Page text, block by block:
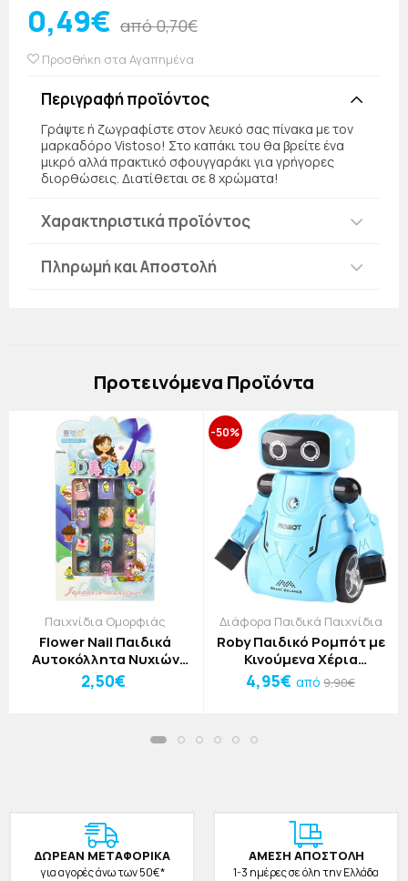
0,49€ από 0,70€
Προσθήκη στα Αγαπημένα
Περιγραφή προϊόντος
Γράψτε ή ζωγραφίστε στον λευκό σας πίνακα με τον
μαρκαδόρο Vistoso! Στο καπάκι του θα βρείτε ένα
μικρό αλλά πρακτικό σφουγγαράκι για γρήγορες
διορθώσεις. Διατίθεται σε 8 χρώματα!
Χαρακτηριστικά προϊόντος
Πληρωμή και Αποστολή
Πρoτεινόμενα Προϊόντα
Παιχνίδια Ομορφιάς
Flower Nail Παιδικά
Αυτοκόλλητα Νυχιών
Τιρκουάζ
2,50€
-50%
Διάφορα Παιδικά Παιχνίδια
Roby Παιδικό Ρομπότ με
Κινούμενα Χέρια
12x8x12cm Μπλε
4,95€ από9,90€
ΔΩΡΕAΝ ΜΕΤΑΦΟΡΙΚΑ
για αγορές άνω των 50€*
ΑΜΕΣΗ ΑΠΟΣΤΟΛΗ
1-3 ημέρες σε όλη την Ελλάδα